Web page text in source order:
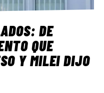
DE
QUE
Y MILEI DIJO